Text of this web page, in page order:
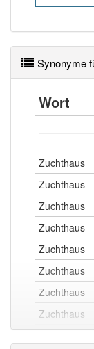
Synonyme
Wort
Zuchthaus
Zuchthaus
Zuchthaus
Zuchthaus
Zuchthaus
Zuchthaus
Zuchthaus
Zuchthaus